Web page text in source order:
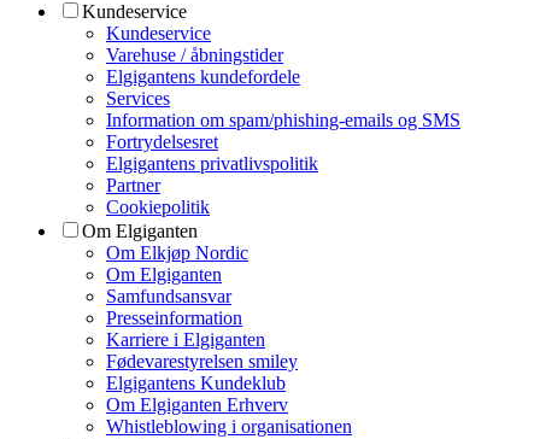
Kundeservice
Kundeservice
Varehuse / åbningstider
Elgigantens kundefordele
Services
Information om spam/phishing-emails og SMS
Fortrydelsesret
Elgigantens privatlivspolitik
Partner
Cookiepolitik
Om Elgiganten
Om Elkjøp Nordic
Om Elgiganten
Samfundsansvar
Presseinformation
Karriere i Elgiganten
Fødevarestyrelsen smiley
Elgigantens Kundeklub
Om Elgiganten Erhverv
Whistleblowing i organisationen